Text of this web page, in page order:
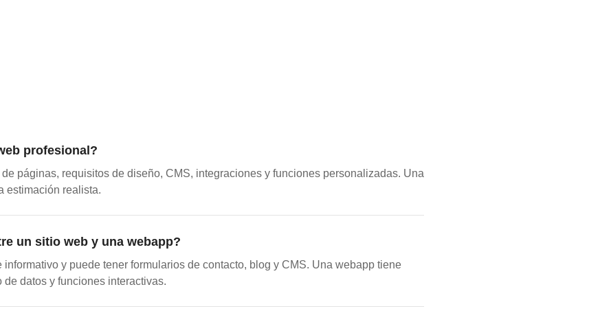
profesional?
páginas, requisitos de diseño, CMS, integraciones y funciones personalizadas. Una
estimación realista.
un sitio web y una webapp?
y puede tener formularios de contacto, blog y CMS. Una webapp tiene
de datos y funciones interactivas.